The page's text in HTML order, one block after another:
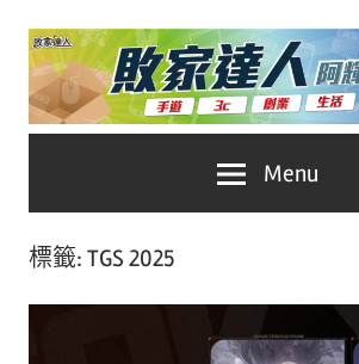
Skip
content
家
No.1
遊
戲
科
Menu
標籤: TGS 2025